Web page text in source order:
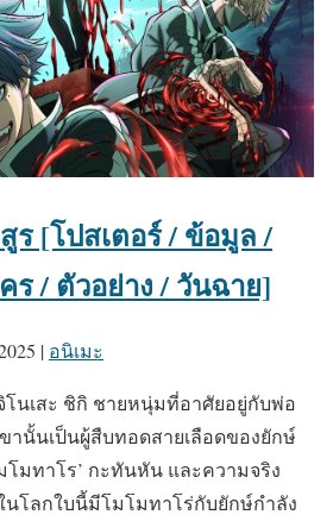
ร [โปสเตอร์ / ข้อมูล /
ร / ตัวอย่าง / วันฉาย]
| อนิเมะ
โนเสะ ชิกิ ชายหนุ่มที่อาศัยอยู่กับพ่อ
นั้นเป็นผู้สืบทอดสายเลือดของยักษ์
โมทาโร’ กะทันหัน และความจริง
นโลกใบนี้มีโมโมทาโร่กับยักษ์กำลัง